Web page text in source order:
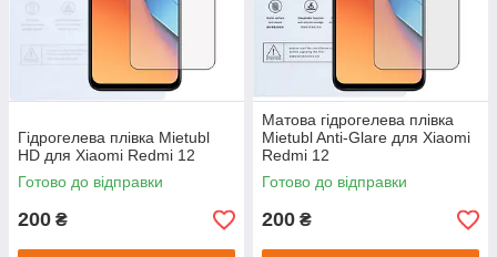
Гідрогелева плівка Mietubl
HD для Xiaomi Redmi 12
Готово до відправки
200 ₴
Матова гідрогелева плівка
Mietubl Anti-Glare для Xiaomi
Redmi 12
Готово до відправки
200 ₴